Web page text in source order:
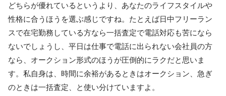
どちらが優れているというより、あなたのライフスタイルや
性格に合うほうを選ぶ感じですね。たとえば日中フリーラン
スで在宅勤務している方なら一括査定で電話対応も苦になら
ないでしょうし、平日は仕事で電話に出られない会社員の方
なら、オークション形式のほうが圧倒的にラクだと思いま
す。私自身は、時間に余裕があるときはオークション、急ぎ
のときは一括査定、と使い分けていますよ。